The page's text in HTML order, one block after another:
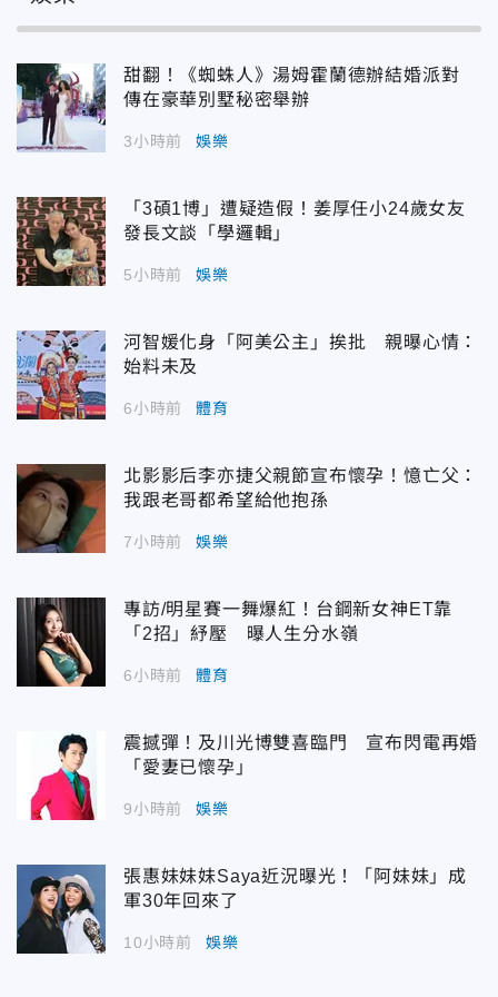
甜翻！《蜘蛛人》湯姆霍蘭德辦結婚派對
傳在豪華別墅秘密舉辦
3小時前 娛樂
「3碩1博」遭疑造假！姜厚任小24歲女友
發長文談「學邏輯」
5小時前 娛樂
河智媛化身「阿美公主」挨批 親曝心情：
始料未及
6小時前 體育
北影影后李亦捷父親節宣布懷孕！憶亡父：
我跟老哥都希望給他抱孫
7小時前 娛樂
專訪/明星賽一舞爆紅！台鋼新女神ET靠
「2招」紓壓 曝人生分水嶺
6小時前 體育
震撼彈！及川光博雙喜臨門 宣布閃電再婚
「愛妻已懷孕」
9小時前 娛樂
張惠妹妹妹Saya近況曝光！「阿妹妹」成
軍30年回來了
10小時前 娛樂